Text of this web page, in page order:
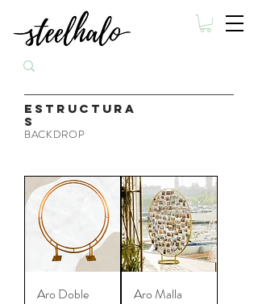
ESTRUCTURA
S
BACKDROP
Aro Doble Aro Malla